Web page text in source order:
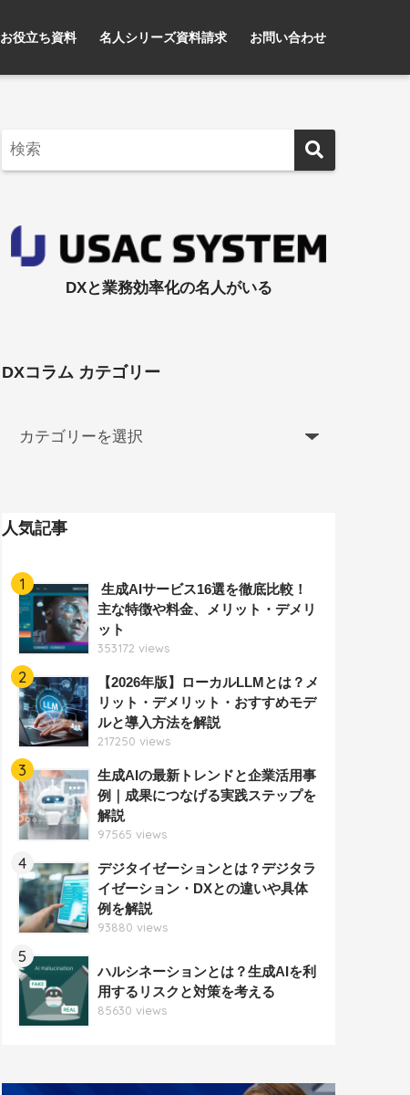
お役立ち資料 名人シリーズ資料請求 お問い合わせ
DXと業務効率化の名人がいる
DXコラム カテゴリー
人気記事
1
生成AIサービス16選を徹底比較！
主な特徴や料金、メリット・デメリ
ット
353172 views
2
【2026年版】ローカルLLMとは？メ
リット・デメリット・おすすめモデ
ルと導入方法を解説
217250 views
3
生成AIの最新トレンドと企業活用事
例｜成果につなげる実践ステップを
解説
97565 views
4
デジタイゼーションとは？デジタラ
イゼーション・DXとの違いや具体
例を解説
93880 views
5
ハルシネーションとは？生成AIを利
用するリスクと対策を考える
85630 views